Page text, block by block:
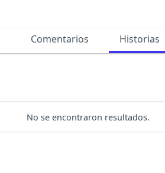
Comentarios Historias
No se encontraron resultados.